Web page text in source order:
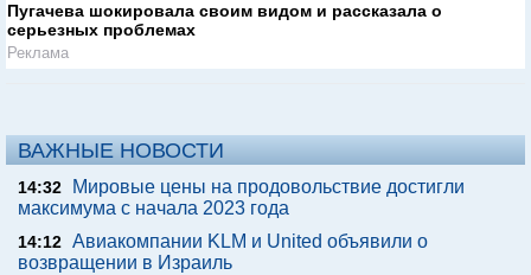
Пугачева шокировала своим видом и рассказала о
серьезных проблемах
Реклама
ВАЖНЫЕ НОВОСТИ
14:32
Мировые цены на продовольствие достигли
максимума с начала 2023 года
14:12 Авиакомпании KLM и United объявили о
возвращении в Израиль